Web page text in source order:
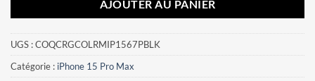
AJOUTER AU PANIER
UGS :COQCRGCOLRMIP1567PBLK
Catégorie : iPhone 15 Pro Max